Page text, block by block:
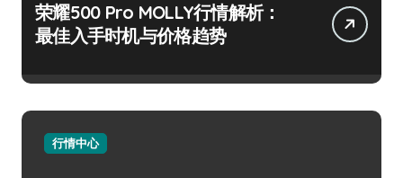
荣耀500 Pro MOLLY行情解析：
最佳入手时机与价格趋势
行情中心